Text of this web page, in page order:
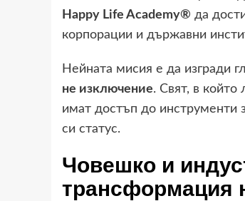
Happy Life Academy® да
корпорации и държавни
Нейната мисия е да изгради
не изключение. Свят, в който
имат достъп до инструменти
си статус.
Човешко и
трансформация